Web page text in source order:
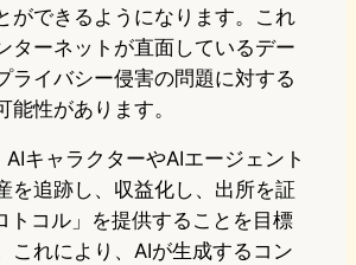
ができるようになります。これ
ターネットが直面しているデー
ライバシー侵害の問題に対する
能性があります。
キャラクターやAIエージェント
を追跡し、収益化し、出所を証
トコル」を提供することを目標
これにより、AIが生成するコン